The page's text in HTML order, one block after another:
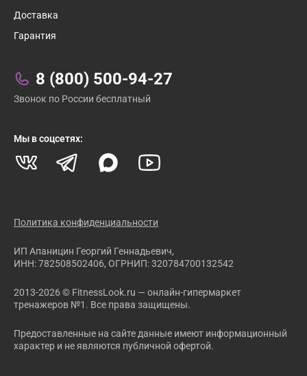
Доставка
Гарантия
Связаться с нами:
8 (800) 500-94-27
Звонок по России бесплатный
Мы в соцсетях:
Политика конфиденциальности
ИП Апаницин Георгий Геннадьевич,
ИНН: 782508502406, ОГРНИП: 320784700132542
2013-2026 © FitnessLook.ru — онлайн-гипермаркет
тренажеров №1. Все права защищены.
Предоставленные на сайте данные имеют информационный
характер и не являются публичной офертой.